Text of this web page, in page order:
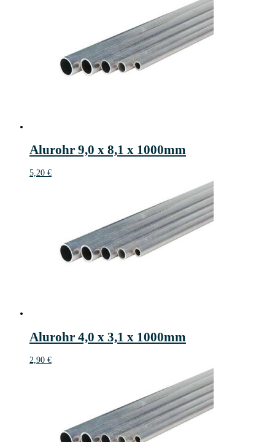
Alurohr 9,0 x 8,1 x 1000mm
5,20 €
Alurohr 4,0 x 3,1 x 1000mm
2,90 €